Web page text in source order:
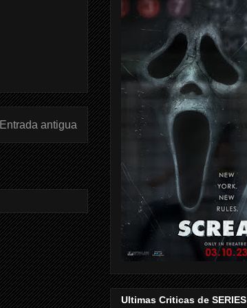
Entrada antigua
Ultimas Criticas de SERIES